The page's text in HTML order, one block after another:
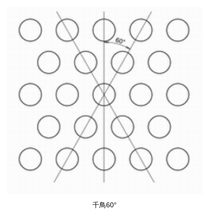
千鳥60°